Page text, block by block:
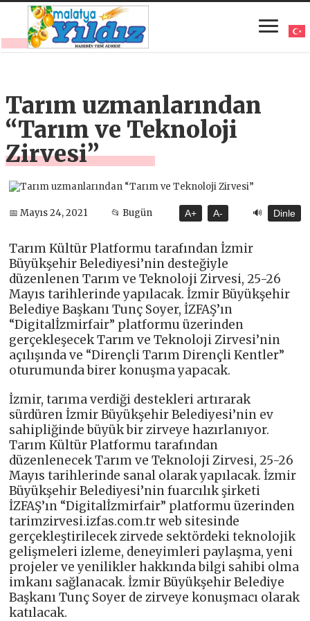
Tarım uzmanlarından
“Tarım ve Teknoloji
Zirvesi”
📅 Mayıs 24, 2021 📂 Bugün A+ A- 🔊 Dinle
Tarım Kültür Platformu tarafından İzmir
Büyükşehir Belediyesi’nin desteğiyle
düzenlenen Tarım ve Teknoloji Zirvesi, 25-26
Mayıs tarihlerinde yapılacak. İzmir Büyükşehir
Belediye Başkanı Tunç Soyer, İZFAŞ’ın
“Digitalİzmirfair” platformu üzerinden
gerçekleşecek Tarım ve Teknoloji Zirvesi’nin
açılışında ve “Dirençli Tarım Dirençli Kentler”
oturumunda birer konuşma yapacak.
İzmir, tarıma verdiği destekleri artırarak
sürdüren İzmir Büyükşehir Belediyesi’nin ev
sahipliğinde büyük bir zirveye hazırlanıyor.
Tarım Kültür Platformu tarafından
düzenlenecek Tarım ve Teknoloji Zirvesi, 25-26
Mayıs tarihlerinde sanal olarak yapılacak. İzmir
Büyükşehir Belediyesi’nin fuarcılık şirketi
İZFAŞ’ın “Digitalİzmirfair” platformu üzerinden
tarimzirvesi.izfas.com.tr web sitesinde
gerçekleştirilecek zirvede sektördeki teknolojik
gelişmeleri izleme, deneyimleri paylaşma, yeni
projeler ve yenilikler hakkında bilgi sahibi olma
imkanı sağlanacak. İzmir Büyükşehir Belediye
Başkanı Tunç Soyer de zirveye konuşmacı olarak
katılacak.